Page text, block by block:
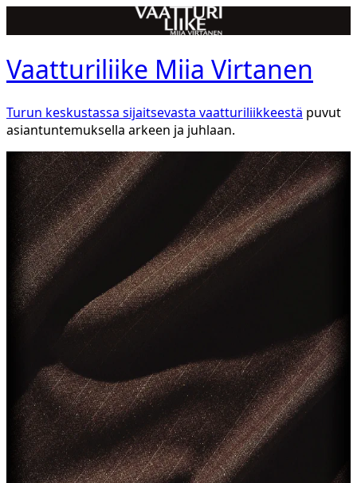
Vaatturiliike Miia Virtanen
Turun keskustassa sijaitsevasta vaatturiliikkeestä puvut
asiantuntemuksella arkeen ja juhlaan.